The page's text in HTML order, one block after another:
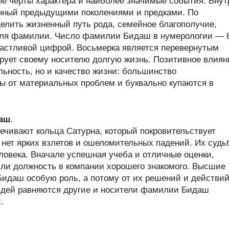
предыдущими поколениями и предками. По
жизненный путь рода, семейное благополучие,
фамилии. Число фамилии Бидаш в нумерологии —
цифрой. Восьмерка является перевернутым
своему носителю долгую жизнь. Позитивное
но и качество жизни: большинство
материальных проблем и буквально купаются в
.
кольца Сатурна, который покровительствует
ярких взлетов и ошеломительных падений. Их
Вначале успешная учеба и отличные оценки,
должность в компании хорошего знакомого. Высшие
особую роль, а потому от их решений и действий
равняются другие и носители фамилии Бидаш